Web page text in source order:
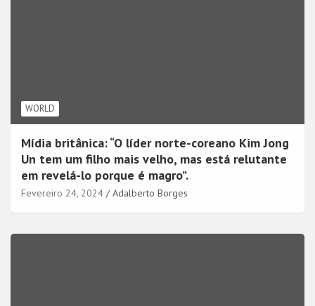
WORLD
Mídia britânica: “O líder norte-coreano Kim Jong
Un tem um filho mais velho, mas está relutante
em revelá-lo porque é magro”.
Fevereiro 24, 2024 Adalberto Borges